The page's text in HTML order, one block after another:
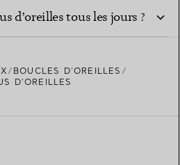
d’oreilles tous les jours ?
BOUCLES D’OREILLES
D’OREILLES